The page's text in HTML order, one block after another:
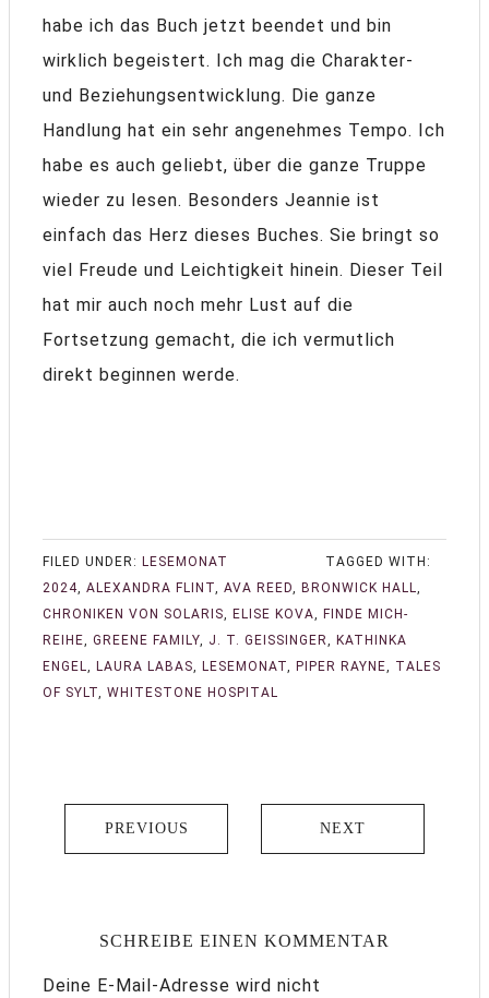
habe ich das Buch jetzt beendet und bin
wirklich begeistert. Ich mag die Charakter-
und Beziehungsentwicklung. Die ganze
Handlung hat ein sehr angenehmes Tempo. Ich
habe es auch geliebt, über die ganze Truppe
wieder zu lesen. Besonders Jeannie ist
einfach das Herz dieses Buches. Sie bringt so
viel Freude und Leichtigkeit hinein. Dieser Teil
hat mir auch noch mehr Lust auf die
Fortsetzung gemacht, die ich vermutlich
direkt beginnen werde.
FILED UNDER: LESEMONAT
TAGGED WITH:
2024, ALEXANDRA FLINT, AVA REED, BRONWICK HALL,
CHRONIKEN VON SOLARIS, ELISE KOVA, FINDE MICH-
REIHE, GREENE FAMILY, J. T. GEISSINGER, KATHINKA
ENGEL, LAURA LABAS, LESEMONAT, PIPER RAYNE, TALES
OF SYLT, WHITESTONE HOSPITAL
PREVIOUS NEXT
SCHREIBE EINEN KOMMENTAR
Deine E-Mail-Adresse wird nicht